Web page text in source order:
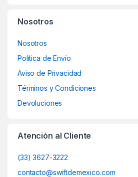
Nosotros
Nosotros
Política de Envío
Aviso de Privacidad
Términos y Condiciones
Devoluciones
Atención al Cliente
(33) 3627-3222
contacto@swiftdemexico.com